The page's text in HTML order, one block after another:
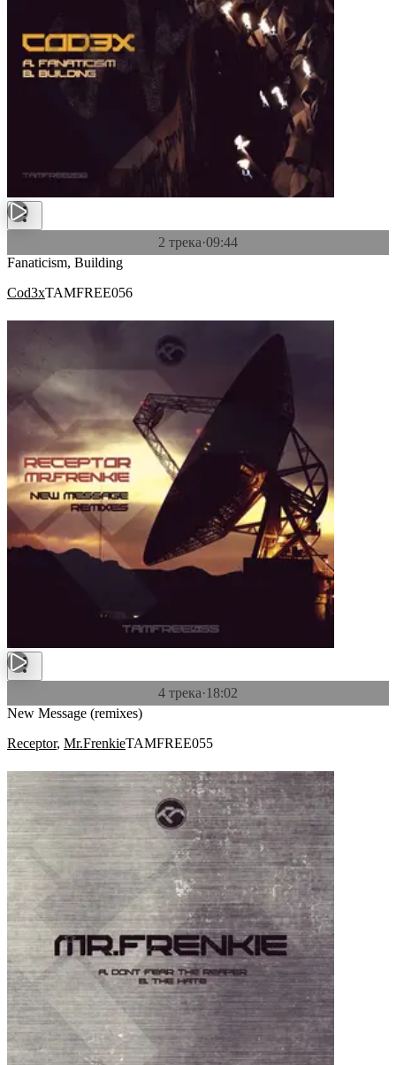
2 трека·09:44
Fanaticism, Building
Cod3xTAMFREE056
4 трека·18:02
New Message (remixes)
Receptor, Mr.FrenkieTAMFREE055